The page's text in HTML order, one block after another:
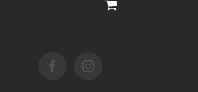
FacebookInstagram